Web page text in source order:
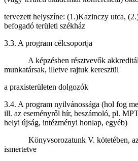
tervezett helyszíne: (1.)Kazinczy utca,
befogadó területi székház
3.3. A program célcsoportja
A képzésben résztvevők
munkatársak, illetve rajtuk keresztül
a praxisterületen dolgozók
3.4. A program nyilvánossága (hol fog
ill. az eseményről hír, beszámoló, pl.
helyi újság, intézményi honlap, egyéb)
Könyvsorozatunk V. kötetében, az
ismertetve